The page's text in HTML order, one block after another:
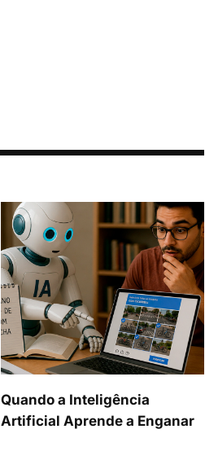
Quando a Inteligência
Artificial Aprende a Enganar